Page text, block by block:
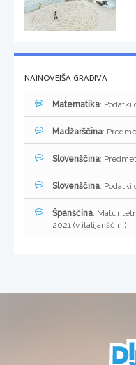
NAJNOVEJŠA GRADIVA
Matematika: Podatki
Madžarščina:
Slovenščina:
Slovenščina: Podatki
Španščina:
2021 (v italijanščini)